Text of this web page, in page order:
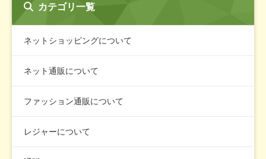
カテゴリ一覧
ネットショッピングについて
ネット通販について
ファッション通販について
レジャーについて